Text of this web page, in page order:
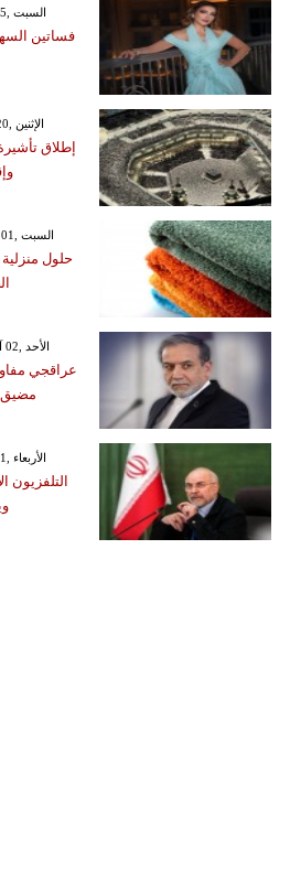
GMT 08:56 2026 السبت ,25 تموز / يوليو
فساتين
GMT 13:48 2026 الإثنين ,20 تموز / يوليو
إطلاق
GMT 12:24 2026 السبت ,01 آب / أغسطس
حلول
GMT 23:11 2026 الأحد ,02 آب / أغسطس
عراقجي
مضيق
GMT 09:59 2026 الأربعاء ,01 تموز / يوليو
التلفزيون